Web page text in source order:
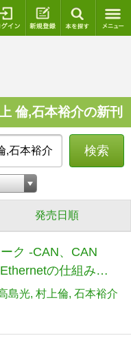
ログイン 新規登録
倫,石本裕介の新刊
検索
発売日順
ク -CAN、CAN
の仕組みと
島光 村上倫 石本裕介